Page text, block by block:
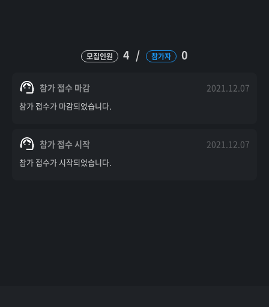
모집인원 4 / 참가자 0
참가 접수 마감 2021.12.07
참가 접수가 마감되었습니다.
참가 접수 시작 2021.12.07
참가 접수가 시작되었습니다.